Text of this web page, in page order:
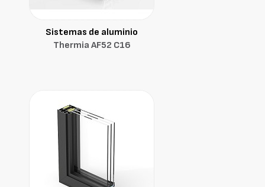
Sistemas de aluminio
Thermia AF52 C16